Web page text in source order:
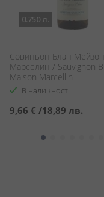
0.750 л.
Совиньон Блан Мейзон
Марселин / Sauvignon
Maison Marcellin
В наличност
9,66 € /18,89 лв.